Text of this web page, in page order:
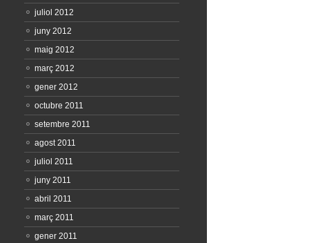
juliol 2012
juny 2012
maig 2012
març 2012
gener 2012
octubre 2011
setembre 2011
agost 2011
juliol 2011
juny 2011
abril 2011
març 2011
gener 2011